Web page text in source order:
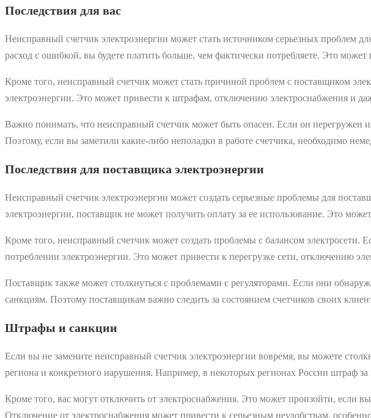
Последствия для вас
Неисправный счетчик электроэнергии может стать источником серьезных проблем
расход с ошибкой, вы будете платить больше, чем фактически потребляете. Это
Кроме того, неисправный счетчик может стать причиной проблем с поставщиком
электроэнергии. Это может привести к штрафам, отключению электроснабжения и
Важно понимать, что неисправный счетчик может быть опасен. Если он перегружен
Поэтому, если вы заметили какие-либо неполадки в работе счетчика, необходимо
Последствия для поставщика электроэнергии
Неисправный счетчик электроэнергии может создать серьезные проблемы для
электроэнергии, поставщик не может получить оплату за ее использование. Это
Кроме того, неисправный счетчик может создать проблемы с балансом
потреблении электроэнергии. Это может привести к перегрузке сети, отключению
Поставщик также может столкнуться с проблемами с регуляторами. Если они
санкциям. Поэтому поставщикам важно следить за состоянием счетчиков своих
Штрафы и санкции
Если вы не замените неисправный счетчик электроэнергии вовремя, вы можете
региона и конкретного нарушения. Например, в некоторых регионах России штраф за
Кроме того, вас могут отключить от электроснабжения. Это может произойти, если
Отключение от электроснабжения может привести к серьезным неудобствам,